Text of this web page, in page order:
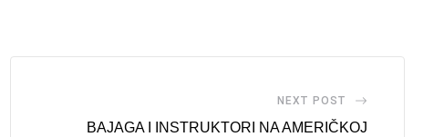
NEXT POST
BAJAGA I INSTRUKTORI NA AMERIČKOJ